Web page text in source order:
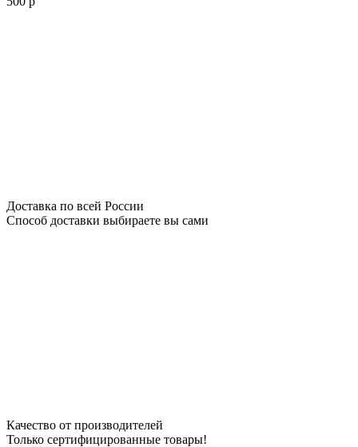
Доставка по всей России
Способ доставки выбираете вы сами
Качество от производителей
Только сертифицированные товары!